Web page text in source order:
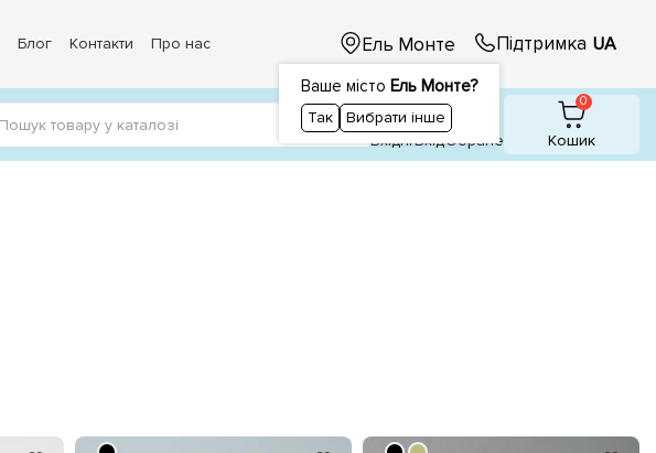
Блог Контакти Про нас Ель Монте
Ваше місто Ель Монте?
Так Вибрати інше
Підтримка UA
1
ВхідніВхiдОбране
0
Кошик